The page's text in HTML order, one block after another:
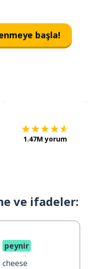
başla!
1.47M yorum
ve ifadeler:
peynir
cheese